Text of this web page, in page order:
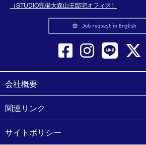
（STUDIO完備大森山王邸宅オフィス）
会社概要
関連リンク
サイトポリシー